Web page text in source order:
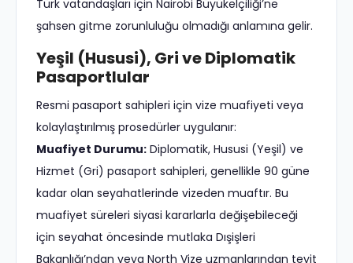
Türk vatandaşları için Nairobi Büyükelçiliği’ne
şahsen gitme zorunluluğu olmadığı anlamına gelir.
Yeşil (Hususi), Gri ve Diplomatik
Pasaportlular
Resmi pasaport sahipleri için vize muafiyeti veya
kolaylaştırılmış prosedürler uygulanır:
Muafiyet Durumu: Diplomatik, Hususi (Yeşil) ve
Hizmet (Gri) pasaport sahipleri, genellikle 90 güne
kadar olan seyahatlerinde vizeden muaftır. Bu
muafiyet süreleri siyasi kararlarla değişebileceği
için seyahat öncesinde mutlaka Dışişleri
Bakanlığı’ndan veya North Vize uzmanlarından teyit